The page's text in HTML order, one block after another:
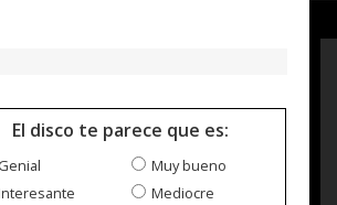
El disco te parece que es:
Genial
Muy bueno
Mediocre